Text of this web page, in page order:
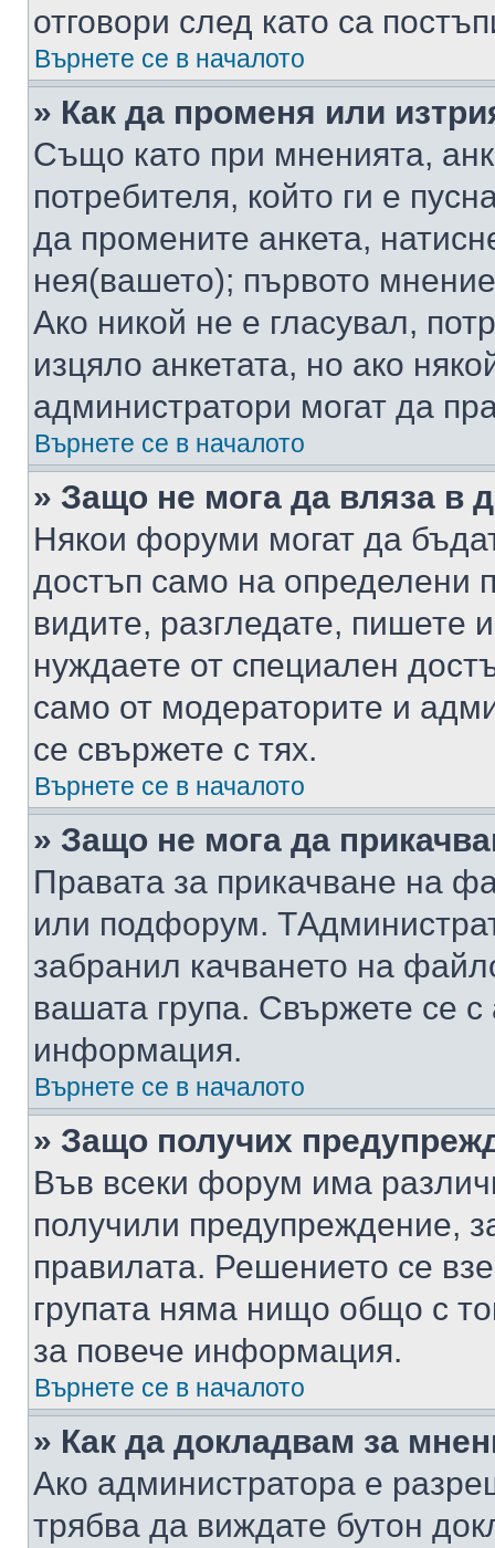
отговори след като са
Върнете се в началото
» Как да променя или
Също като при мненията,
потребителя, който ги е
да промените анкета,
нея(вашето); първото
Ако никой не е гласувал,
изцяло анкетата, но ако
администратори могат да
Върнете се в началото
» Защо не мога да вляза в
Някои форуми могат да
достъп само на определени
видите, разгледате, пишете
нуждаете от специален
само от модераторите и
се свържете с тях.
Върнете се в началото
» Защо не мога да
Правата за прикачване на
или подфорум.
забранил качването на
вашата група. Свържете се
информация.
Върнете се в началото
» Защо получих
Във всеки форум има
получили предупреждение,
правилата. Решението се
групата няма нищо общо с
за повече информация.
Върнете се в началото
» Как да докладвам за
Ако администратора е
трябва да виждате бутон